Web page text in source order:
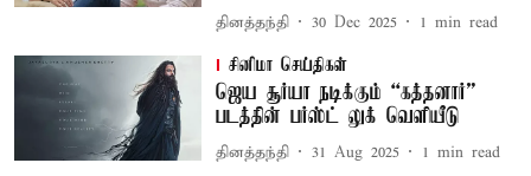
தினத்தந்தி 30 Dec 2025 1 min read
சினிமா செய்திகள்
ஜெய சூர்யா நடிக்கும் “கத்தனார்”
படத்தின் பர்ஸ்ட் லுக் வெளியீடு
தினத்தந்தி 31 Aug 2025 1 min read